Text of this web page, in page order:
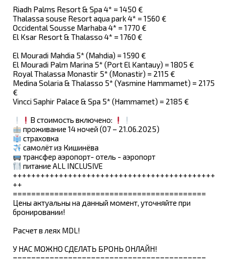
Riadh Palms Resort & Spa 4* = 1450 €
Thalassa souse Resort aqua park 4* = 1560 €
Occidental Sousse Marhaba 4* = 1770 €
El Ksar Resort & Thalasso 4* = 1760 €
El Mouradi Mahdia 5* (Mahdia) = 1590 €
El Mouradi Palm Marina 5* (Port El Kantauy) = 1805 €
Royal Thalassa Monastir 5* (Monastir) = 2115 €
Medina Solaria & Thalasso 5* (Yasmine Hammamet) = 2175
€
Vincci Saphir Palace & Spa 5* (Hammamet) = 2185 €
В стоимость включено:
проживание 14 ночей (07 – 21.06.2025)
страховка
самолёт из Кишинёва
трансфер аэропорт- отель - аэропорт
питание ALL INCLUSIVE
++++++++++++++++++++++++++++++++++++++++++++
++
==========================================
Цены актуальны на данный момент, уточняйте при
бронировании!
Расчет в леях MDL!
У НАС МОЖНО СДЕЛАТЬ БРОНЬ ОНЛАЙН!